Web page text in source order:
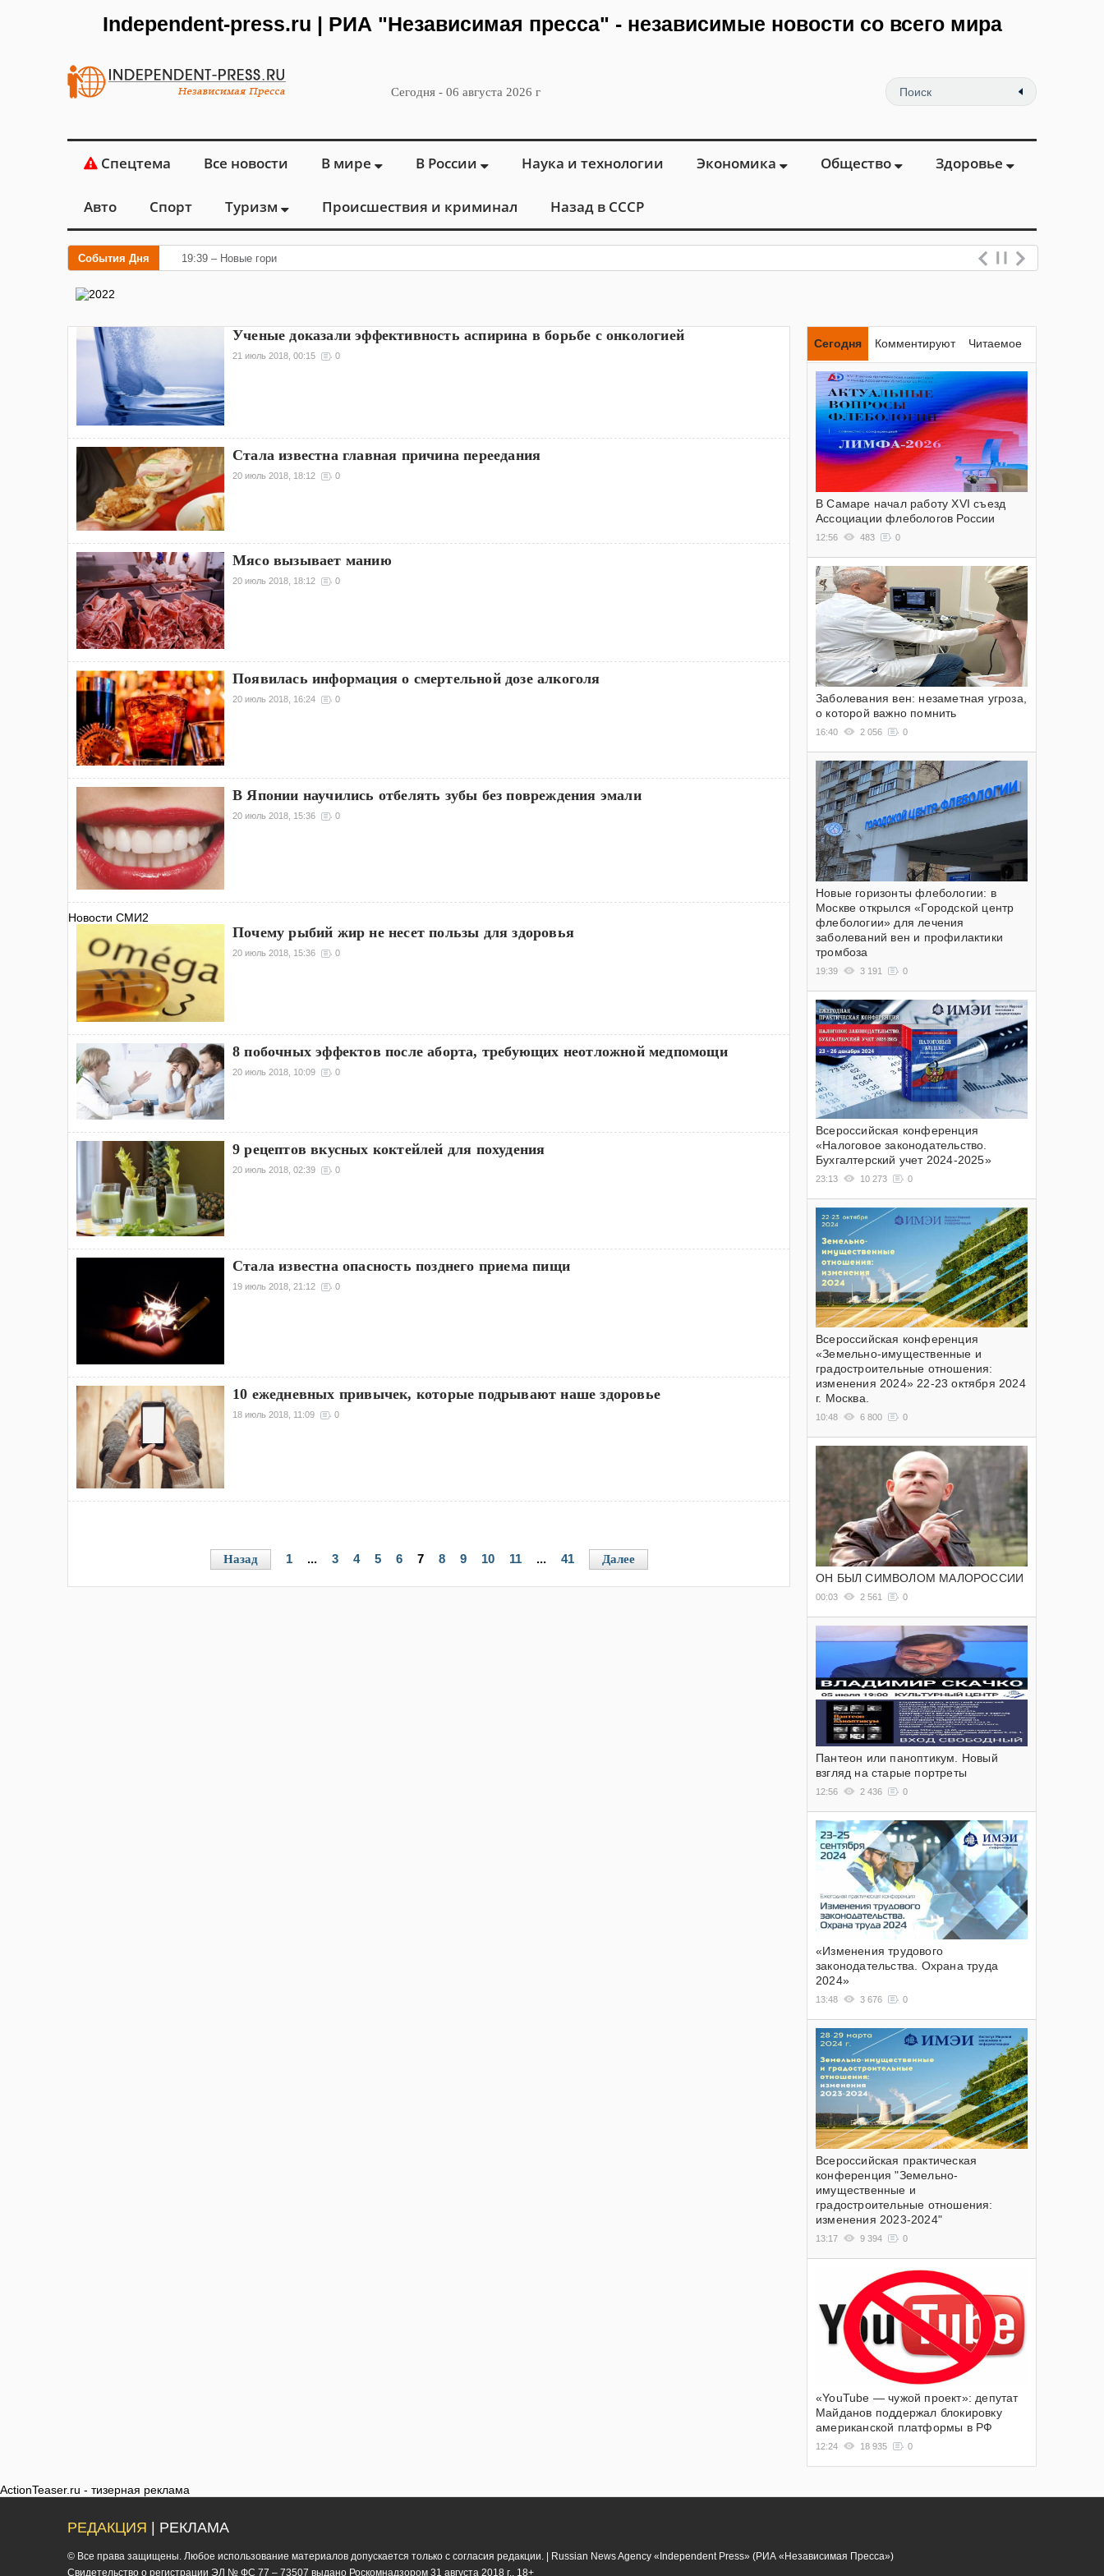
Independent-press.ru | РИА "Независимая пресса" - независимые новости со всего мира
Сегодня - 06 августа 2026 г
Спецтема Все новости В мире В России Наука и технологии Экономика Общество Здоровье
Авто Спорт Туризм Происшествия и криминал Назад в СССР
События Дня 19:39 – Новые горизонты флебологии: в Москве
Ученые доказали эффективность аспирина в борьбе с онкологией
21 июль 2018, 00:15 0
Стала известна главная причина переедания
20 июль 2018, 18:12 0
Мясо вызывает манию
20 июль 2018, 18:12 0
Появилась информация о смертельной дозе алкоголя
20 июль 2018, 16:24 0
В Японии научились отбелять зубы без повреждения эмали
20 июль 2018, 15:36 0
Новости СМИ2
Почему рыбий жир не несет пользы для здоровья
20 июль 2018, 15:36 0
8 побочных эффектов после аборта, требующих неотложной медпомощи
20 июль 2018, 10:09 0
9 рецептов вкусных коктейлей для похудения
20 июль 2018, 02:39 0
Стала известна опасность позднего приема пищи
19 июль 2018, 21:12 0
10 ежедневных привычек, которые подрывают наше здоровье
18 июль 2018, 11:09 0
Назад 1 ... 3 4 5 6 7 8 9 10 11 ... 41 Далее
Сегодня Комментируют Читаемое
В Самаре начал работу XVI съезд
Ассоциации флебологов России
12:56 483 0
Заболевания вен: незаметная угроза,
о которой важно помнить
16:40 2 056 0
Новые горизонты флебологии: в
Москве открылся «Городской центр
флебологии» для лечения
заболеваний вен и профилактики
тромбоза
19:39 3 191 0
Всероссийская конференция
«Налоговое законодательство.
Бухгалтерский учет 2024-2025»
23:13 10 273 0
Всероссийская конференция
«Земельно-имущественные и
градостроительные отношения:
изменения 2024» 22-23 октября 2024
г. Москва.
10:48 6 800 0
ОН БЫЛ СИМВОЛОМ МАЛОРОССИИ
00:03 2 561 0
Пантеон или паноптикум. Новый
взгляд на старые портреты
12:56 2 436 0
«Изменения трудового
законодательства. Охрана труда
2024»
13:48 3 676 0
Всероссийская практическая
конференция "Земельно-
имущественные и
градостроительные отношения:
изменения 2023-2024"
13:17 9 394 0
«YouTube — чужой проект»: депутат
Майданов поддержал блокировку
американской платформы в РФ
12:24 18 935 0
ActionTeaser.ru - тизерная реклама
РЕДАКЦИЯ | РЕКЛАМА
© Все права защищены. Любое использование материалов допускается только с согласия редакции. | Russian News Agency «Independent Press» (РИА «Независимая Пресса»)
Cвидетельство о регистрации ЭЛ № ФС 77 – 73507 выдано Роскомнадзором 31 августа 2018 г.. 18+